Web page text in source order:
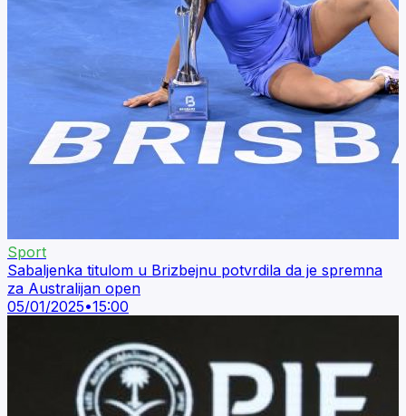
Sport
Sabaljenka titulom u Brizbejnu potvrdila da je spremna
za Australijan open
05/01/2025•15:00